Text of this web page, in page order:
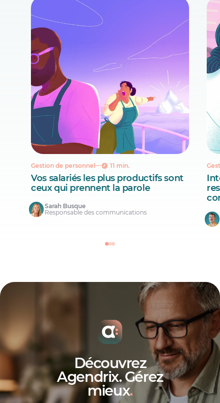
Gestion de personnel 11 min.
Vos salariés les plus productifs sont
ceux qui prennent la parole
Sarah Busque
Responsable des communications
Découvrez
Agendrix. Gérez
mieux.